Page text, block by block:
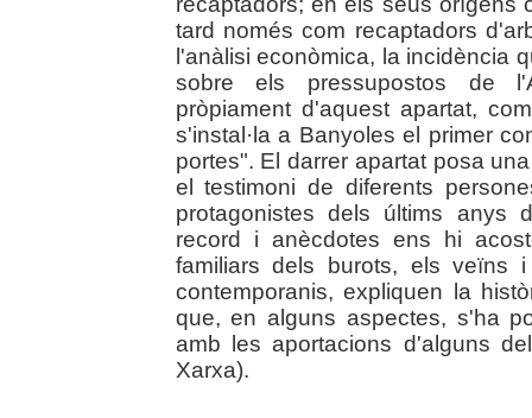
tard només com recaptadors
l'anàlisi econòmica, la incidència
sobre els pressupostos de
pròpiament d'aquest apartat,
s'instal·la a Banyoles el primer
portes". El darrer apartat posa
el testimoni de diferents
protagonistes dels últims anys
record i anècdotes ens hi
familiars dels burots, els veïns
contemporanis, expliquen la
que, en alguns aspectes, s'ha
amb les aportacions d'alguns
Xarxa).